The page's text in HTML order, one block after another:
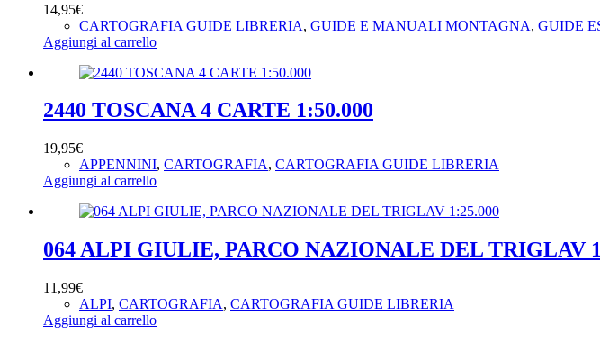
14,95€
CARTOGRAFIA GUIDE LIBRERIA, GUIDE E MANUALI MONTAGNA, GUIDE
Aggiungi al carrello
2440 TOSCANA 4 CARTE 1:50.000
19,95€
APPENNINI, CARTOGRAFIA, CARTOGRAFIA GUIDE LIBRERIA
Aggiungi al carrello
064 ALPI GIULIE, PARCO NAZIONALE DEL TRIGLAV
11,99€
ALPI, CARTOGRAFIA, CARTOGRAFIA GUIDE LIBRERIA
Aggiungi al carrello